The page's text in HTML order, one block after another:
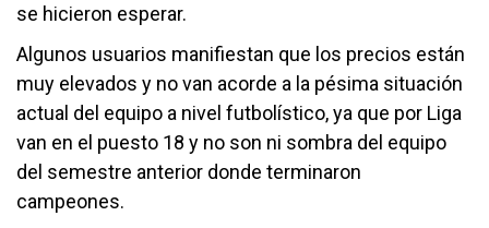
se hicieron esperar.
Algunos usuarios manifiestan que los precios están
muy elevados y no van acorde a la pésima situación
actual del equipo a nivel futbolístico, ya que por Liga
van en el puesto 18 y no son ni sombra del equipo
del semestre anterior donde terminaron
campeones.